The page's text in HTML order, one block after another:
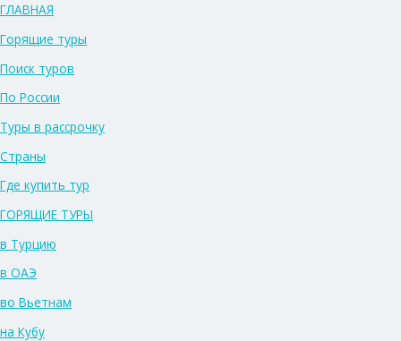
ГЛАВНАЯ
Горящие туры
Поиск туров
По России
Туры в рассрочку
Страны
Где купить тур
ГОРЯЩИЕ ТУРЫ
в Турцию
в ОАЭ
во Вьетнам
на Кубу